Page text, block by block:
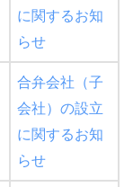
に関するお知
らせ
合弁会社（子
会社）の設立
に関するお知
らせ